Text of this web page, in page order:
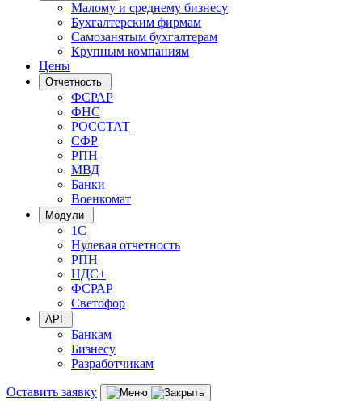
Малому и среднему бизнесу
Бухгалтерским фирмам
Самозанятым бухгалтерам
Крупным компаниям
Цены
Отчетность
ФСРАР
ФНС
РОССТАТ
СФР
РПН
МВД
Банки
Военкомат
Модули
1С
Нулевая отчетность
РПН
НДС+
ФСРАР
Светофор
API
Банкам
Бизнесу
Разработчикам
Оставить заявку